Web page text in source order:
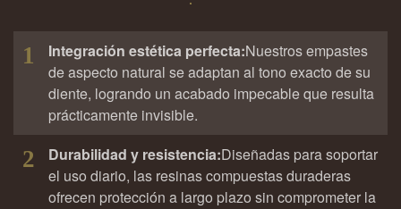
1 Integración estética perfecta:Nuestros empastes
de aspecto natural se adaptan al tono exacto de su
diente, logrando un acabado impecable que resulta
prácticamente invisible.
2 Durabilidad y resistencia:Diseñadas para soportar
el uso diario, las resinas compuestas duraderas
ofrecen protección a largo plazo sin comprometer la